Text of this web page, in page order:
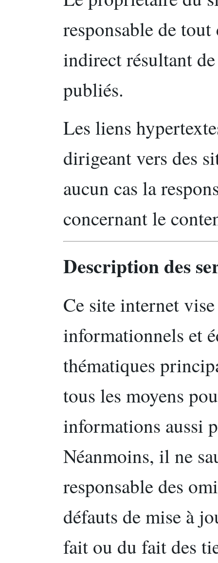
responsable de
indirect résultant
publiés.
Les liens
dirigeant vers des
aucun cas la
concernant le
Description des
Ce site internet
informationnels et
thématiques
tous les moyens
informations aussi
Néanmoins, il ne
responsable des
défauts de mise à
fait ou du fait des